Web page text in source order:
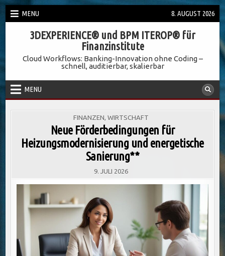
Skip
to
MENU 8. AUGUST 2026
3DEXPERIENCE® und BPM ITEROP® für
Finanzinstitute
Cloud Workflows: Banking-Innovation ohne Coding –
schnell, auditierbar, skalierbar
MENU
POSTED
FINANZEN WIRTSCHAFT
Neue Förderbedingungen für
Heizungsmodernisierung und energetische
Sanierung**
9. JULI 2026